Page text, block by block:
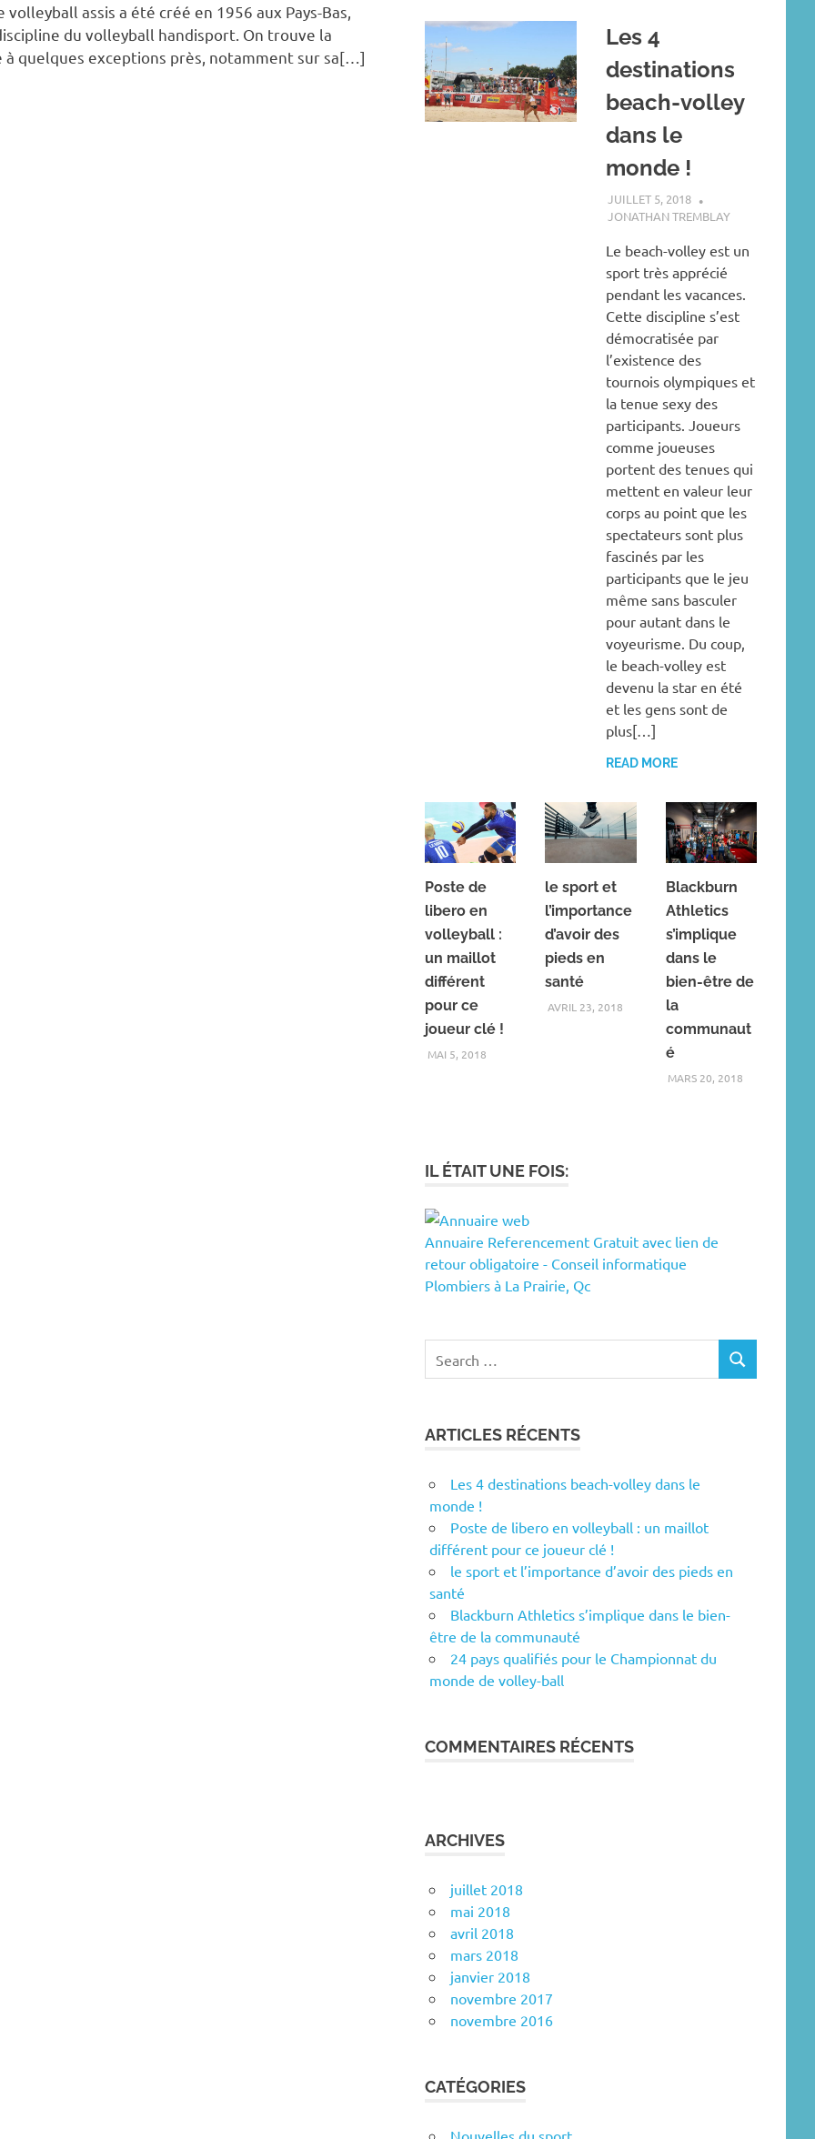
assis a été créé en 1956 aux Pays-Bas,
du volleyball handisport. On trouve la
quelques exceptions près, notamment sur sa[…]
Les 4
destinations
beach-volley
dans le
monde !
JUILLET 5, 2018
JONATHAN TREMBLAY
Le beach-volley est un
sport très apprécié
pendant les vacances.
Cette discipline s’est
démocratisée par
l’existence des
tournois olympiques et
la tenue sexy des
participants. Joueurs
comme joueuses
portent des tenues qui
mettent en valeur leur
corps au point que les
spectateurs sont plus
fascinés par les
participants que le jeu
même sans basculer
pour autant dans le
voyeurisme. Du coup,
le beach-volley est
devenu la star en été
et les gens sont de
plus[…]
READ MORE
Poste de
libero en
volleyball :
un maillot
différent
pour ce
joueur clé !
MAI 5, 2018
le sport et
l’importance
d’avoir des
pieds en
santé
AVRIL 23, 2018
Blackburn
Athletics
s’implique
dans le
bien-être de
la
communaut
é
MARS 20, 2018
IL ÉTAIT UNE FOIS:
Annuaire Referencement Gratuit avec lien de
retour obligatoire - Conseil informatique
Plombiers à La Prairie, Qc
for:
SEARCH
ARTICLES RÉCENTS
Les 4 destinations beach-volley dans le
monde !
Poste de libero en volleyball : un maillot
différent pour ce joueur clé !
le sport et l’importance d’avoir des pieds en
santé
Blackburn Athletics s’implique dans le bien-
être de la communauté
24 pays qualifiés pour le Championnat du
monde de volley-ball
COMMENTAIRES RÉCENTS
ARCHIVES
juillet 2018
mai 2018
avril 2018
mars 2018
janvier 2018
novembre 2017
novembre 2016
CATÉGORIES